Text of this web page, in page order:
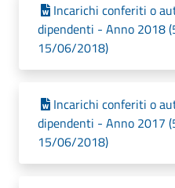
Incarichi conferiti o
dipendenti - Anno 2018
15/06/2018)
Incarichi conferiti o
dipendenti - Anno 2017
15/06/2018)